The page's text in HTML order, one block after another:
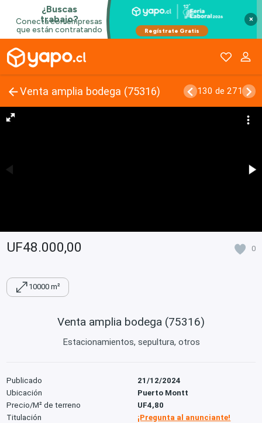
×
Venta amplia bodega (75316) 130 de 271
UF48.000,00 0
10000 m²
Venta amplia bodega (75316)
Estacionamientos, sepultura, otros
Publicado
21/12/2024
Ubicación
Puerto Montt
Precio/M² de terreno
UF4,80
Titulación
¡Pregunta al anunciante!